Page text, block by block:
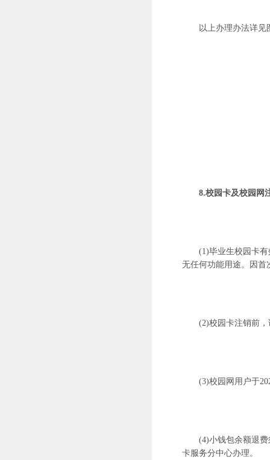
以上办理办法详见
8.校园卡及校园
(1)毕业生校园卡
无任何功能用途。因首
(2)校园卡注销前
(3)校园网用户于
(4)小钱包余额退
卡服务分中心办理。